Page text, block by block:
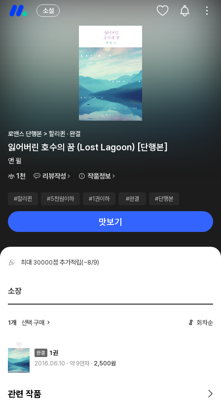
소설
로맨스 단행본 > 할리퀸 · 완결
잃어버린 호수의 꿈 (Lost Lagoon) [단행본]
앤 윌
1천
리뷰작성 작품정보
#할리퀸 #5천원이하 #1권이하 #완결 #단행본
맛보기
최대 30000점 추가적립(~8/9)
소장
1개 선택 구매 회차순
1권
2016.06.10 · 약 9만자 2,500원
관련 작품